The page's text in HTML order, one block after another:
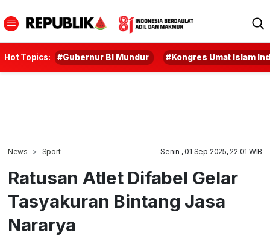
Hot Topics: #Gubernur BI Mundur #Kongres Umat Islam
News Sport Senin , 01 Sep 2025, 22:01 WIB
Ratusan Atlet Difabel Gelar
Tasyakuran Bintang Jasa
Nararya